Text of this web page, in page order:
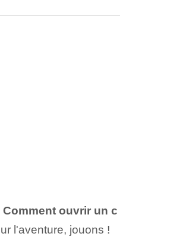
Comment ouvrir un c
l'aventure, jouons !